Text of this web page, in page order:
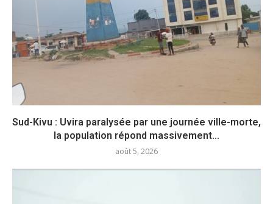
Sud-Kivu : Uvira paralysée par une journée ville-morte,
la population répond massivement...
août 5, 2026